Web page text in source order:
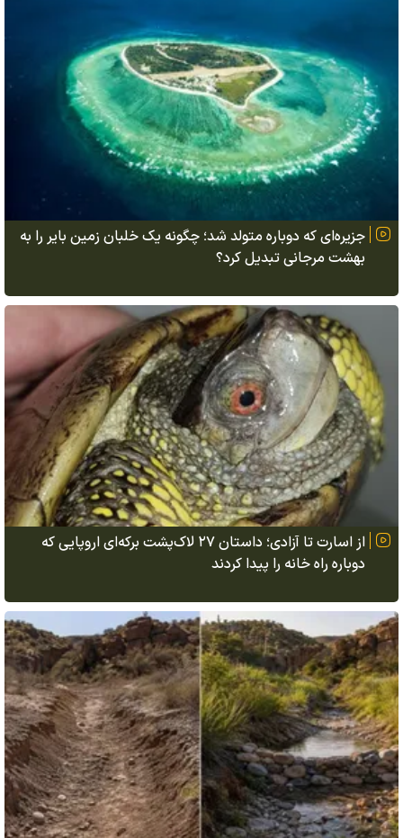
جزیره‌ای که دوباره متولد شد؛ چگونه یک خلبان زمین بایر را به
بهشت مرجانی تبدیل کرد؟
از اسارت تا آزادی؛ داستان ۲۷ لاک‌پشت برکه‌ای اروپایی که
دوباره راه خانه را پیدا کردند